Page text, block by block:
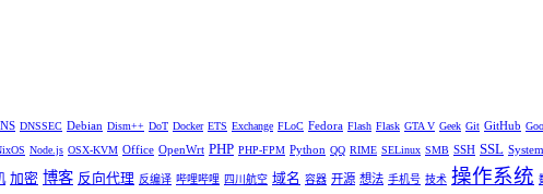
DNSSEC Debian Dism++ DoT Docker ETS Exchange FLoC Fedora Flash Flask GTA V Geek Git GitHub
Node.js OSX-KVM Office OpenWrt PHP PHP-FPM Python QQ RIME SELinux SMB SSH SSL
加密 博客 反向代理 反编译 哔哩哔哩 四川航空 域名 容器 开源 想法 手机号 技术 操作系统